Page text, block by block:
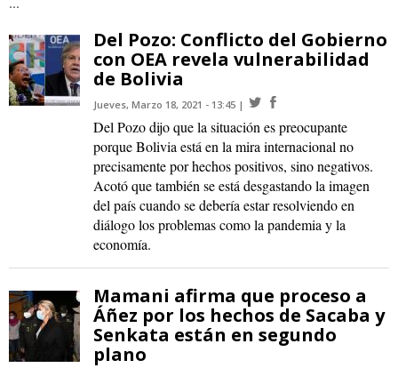
Del Pozo: Conflicto del Gobierno
con OEA revela vulnerabilidad
de Bolivia
Jueves, Marzo 18, 2021 - 13:45
Del Pozo dijo que la situación es preocupante
porque Bolivia está en la mira internacional no
precisamente por hechos positivos, sino negativos.
Acotó que también se está desgastando la imagen
del país cuando se debería estar resolviendo en
diálogo los problemas como la pandemia y la
economía.
Mamani afirma que proceso a
Áñez por los hechos de Sacaba y
Senkata están en segundo
plano